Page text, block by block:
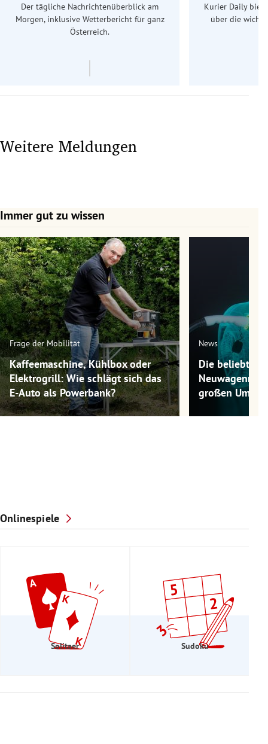
Der tägliche Nachrichtenüberblick am
Morgen, inklusive Wetterbericht für ganz
Österreich.
Kurier Daily
über die
Weitere Meldungen
Immer gut zu wissen
Slide 1 von 7
Frage der Mobilität
Kaffeemaschine, Kühlbox oder
Elektrogrill: Wie schlägt sich das
E-Auto als Powerbank?
News
Die
großen
Onlinespiele
Solitaer Sudoku